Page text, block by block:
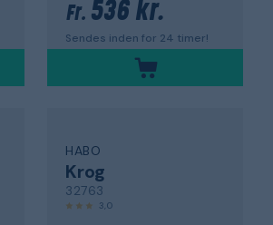
Fr. 536 kr.
Sendes inden for 24 timer!
HABO
Krog
32763
3,0